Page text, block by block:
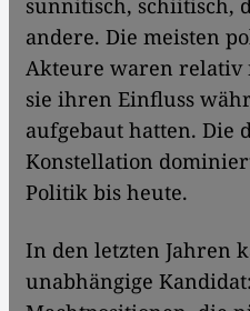
sunnitisch, schiitisch,
andere. Die meisten
Akteure waren relativ
sie ihren Einfluss
aufgebaut hatten. Die
Konstellation
Politik bis heute.
In den letzten Jahren
unabhängige